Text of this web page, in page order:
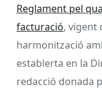
Reglament pel
facturació, vigent
harmonització
establerta en la
redacció donada